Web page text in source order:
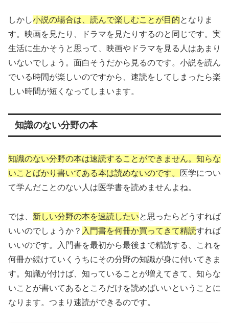
しかし小説の場合は、読んで楽しむことが目的となりま
す。映画を見たり、ドラマを見たりするのと同じです。実
生活に生かそうと思って、映画やドラマを見る人はあまり
いないでしょう。面白そうだから見るのです。小説を読ん
でいる時間が楽しいのですから、速読をしてしまったら楽
しい時間が短くなってしまいます。
知識のない分野の本
知識のない分野の本は速読することができません。知らな
いことばかり書いてある本は読めないのです。
医学につい
て学んだことのない人は医学書を読めませんよね。
では、 新しい分野の本を速読したいと思ったらどうすれば
いいのでしょうか？ 入門書を何冊か買ってきて精読すれば
いいのです。入門書を最初から最後まで精読する、これを
何冊か続けていくうちにその分野の知識が身に付いてきま
す。知識が付けば、知っていることが増えてきて、知らな
いことが書いてあるところだけを読めばいいということに
なります。つまり速読ができるのです。